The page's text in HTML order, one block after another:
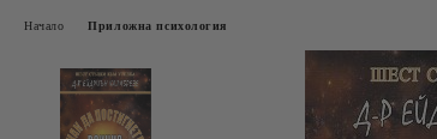
Начало Приложна психология